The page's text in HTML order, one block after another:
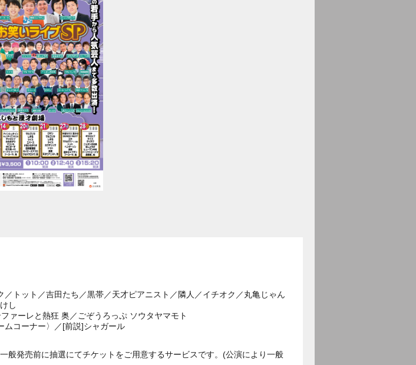
トット／吉田たち／黒帯／天才ピアニスト／隣人／イチオク／丸亀じゃん
し
ァーレと熱狂 奥／ごぞうろっぷ ソウタヤマモト
ムコーナー〉／[前説]シャガール
般発売前に抽選にてチケットをご用意するサービスです。(公演により一般